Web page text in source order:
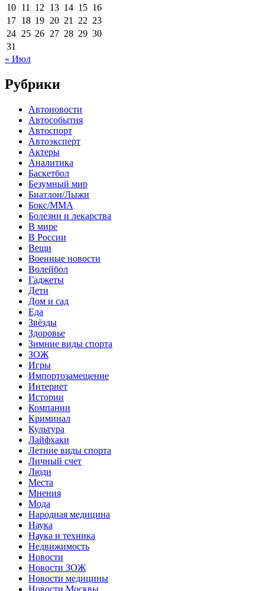
10 11 12 13 14 15 16
17 18 19 20 21 22 23
24 25 26 27 28 29 30
31
« Июл
Рубрики
Автоновости
Автособытия
Автоспорт
Автоэксперт
Актеры
Аналитика
Баскетбол
Безумный мир
Биатлон/Лыжи
Бокс/MMA
Болезни и лекарства
В мире
В России
Вещи
Военные новости
Волейбол
Гаджеты
Дети
Дом и сад
Еда
Звёзды
Здоровье
Зимние виды спорта
ЗОЖ
Игры
Импортозамещение
Интернет
Истории
Компании
Криминал
Культура
Лайфхаки
Летние виды спорта
Личный счет
Люди
Места
Мнения
Мода
Народная медицина
Наука
Наука и техника
Недвижимость
Новости
Новости ЗОЖ
Новости медицины
Новости Москвы